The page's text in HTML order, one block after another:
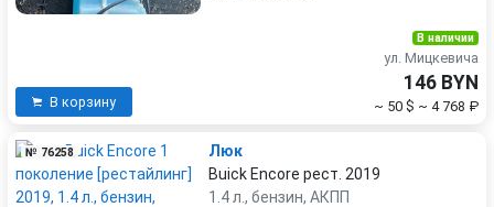
В корзину
В наличии
ул. Мицкевича
146 BYN
~ 50 $ ~ 4 768 ₽
№ 76258
Люк
Buick Encore рест. 2019
1.4 л., бензин, АКПП